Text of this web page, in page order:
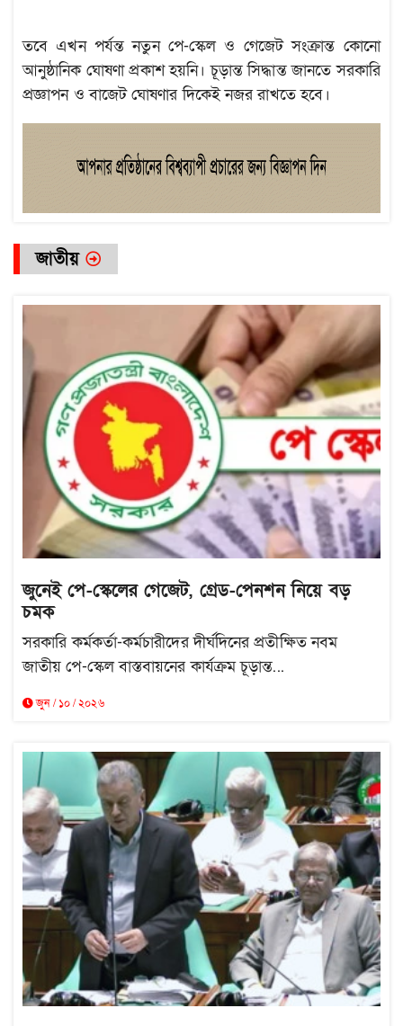
তবে এখন পর্যন্ত নতুন পে-স্কেল ও গেজেট সংক্রান্ত কোনো
আনুষ্ঠানিক ঘোষণা প্রকাশ হয়নি। চূড়ান্ত সিদ্ধান্ত জানতে সরকারি
প্রজ্ঞাপন ও বাজেট ঘোষণার দিকেই নজর রাখতে হবে।
জাতীয়
জুনেই পে-স্কেলের গেজেট, গ্রেড-পেনশন নিয়ে বড়
চমক
সরকারি কর্মকর্তা-কর্মচারীদের দীর্ঘদিনের প্রতীক্ষিত নবম
জাতীয় পে-স্কেল বাস্তবায়নের কার্যক্রম চূড়ান্ত...
জুন / ১০ / ২০২৬